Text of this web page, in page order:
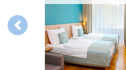
Previous